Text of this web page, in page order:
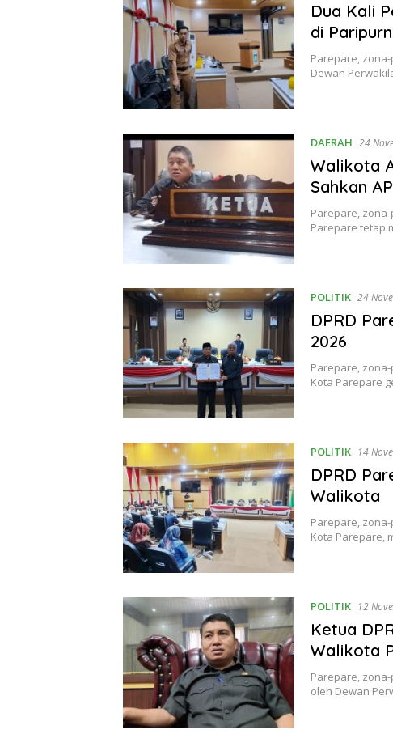
Dua Kali
di
Parepare,
Dewan
DAERAH 24
Walikota
Sahkan
Parepare,
Parepare tetap
POLITIK 24
DPRD
2026
Parepare,
Kota Parepare
POLITIK 14
DPRD
Walikota
Parepare,
Kota Parepare,
POLITIK 12
Ketua
Walikota
Parepare,
oleh Dewan